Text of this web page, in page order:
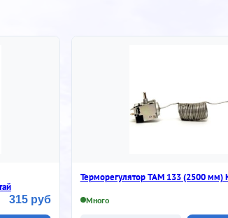
315 руб
Терморегулятор ТАМ 133 (2500 мм)
Много